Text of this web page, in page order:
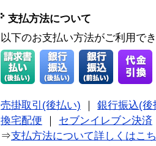
支払方法について
以下のお支払い方法がご利用で
売掛取引(後払い)
銀行振込(後
換宅配便
セブンイレブン決済
⇒支払方法について詳しくはこ